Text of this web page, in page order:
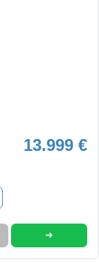
13.999 €
➜